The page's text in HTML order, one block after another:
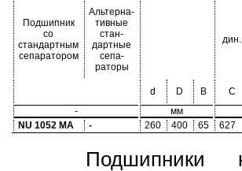
Подшипник
со
стандартным
сепаратором
Альтерна-
тивные
стан-
дартные
сепа-
раторы
дин.
d D B C
- мм
NU 1052 MA
- 260 400 65 627
Подшипники